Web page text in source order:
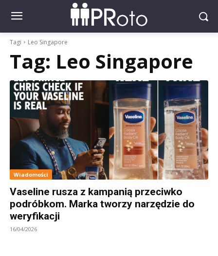
Tagi Leo Singapore
Tag: Leo Singapore
Wiadomości
Vaseline rusza z kampanią przeciwko
podróbkom. Marka tworzy narzędzie do
weryfikacji
16/04/2026